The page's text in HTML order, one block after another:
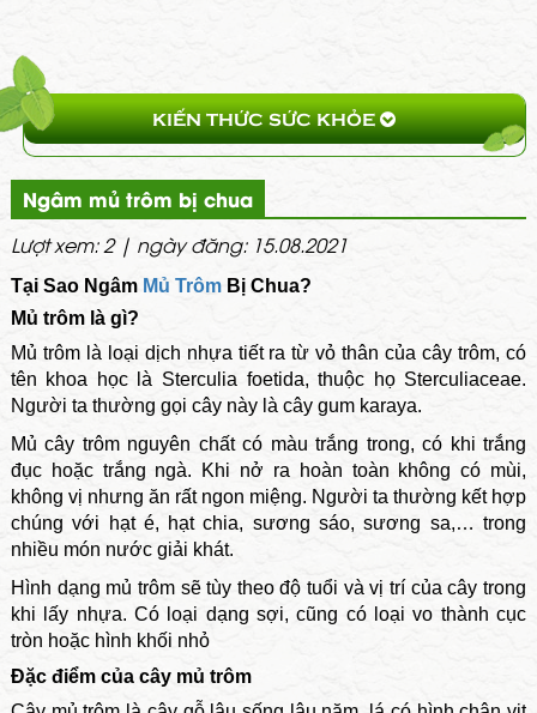
KIẾN THỨC SỨC KHỎE
Ngâm mủ trôm bị chua
Lượt xem: 2 | ngày đăng: 15.08.2021
Tại Sao Ngâm Mủ TrômBị Chua?
Mủ trôm là gì?
Mủ trômlà loại dịch nhựa tiết ra từ vỏ thân của cây trôm, có
tên khoa học là Sterculia foetida, thuộc họ Sterculiaceae.
Người ta thường gọi cây này là cây gum karaya.
Mủ cây trômnguyên chất có màu trắng trong, có khi trắng
đục hoặc trắng ngà. Khi nở ra hoàn toàn không có mùi,
không vị nhưng ăn rất ngon miệng. Người ta thường kết hợp
chúng với hạt é, hạt chia, sương sáo, sương sa,… trong
nhiều món nước giải khát.
Hình dạng mủ trôm sẽ tùy theo độ tuổi và vị trí của cây trong
khi lấy nhựa. Có loại dạng sợi, cũng có loại vo thành cục
tròn hoặc hình khối nhỏ
Đặc điểm của cây mủ trôm